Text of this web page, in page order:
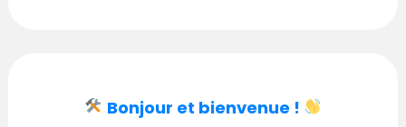
Bonjour et bienvenue !